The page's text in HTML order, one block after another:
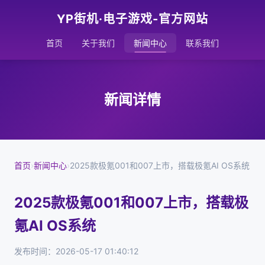
YP街机·电子游戏-官方网站
首页 关于我们 新闻中心 联系我们
新闻详情
首页›新闻中心›2025款极氪001和007上市，搭载极氪AI OS系统
2025款极氪001和007上市，搭载极
氪AI OS系统
发布时间：2026-05-17 01:40:12